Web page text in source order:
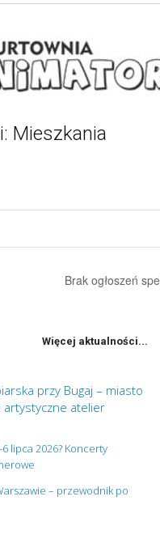
Mieszkania
Brak ogłoszeń
Więcej aktualności...
przy Bugaj – miasto
atelier
lipca 2026? Koncerty
– przewodnik po